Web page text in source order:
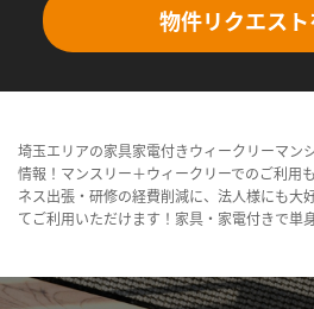
物件リクエス
埼玉エリアの家具家電付きウィークリーマン
情報！マンスリー＋ウィークリーでのご利用
ネス出張・研修の経費削減に、法人様にも大
てご利用いただけます！家具・家電付きで単